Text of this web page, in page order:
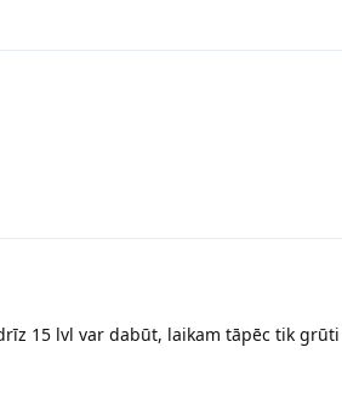
15 lvl var dabūt, laikam tāpēc tik